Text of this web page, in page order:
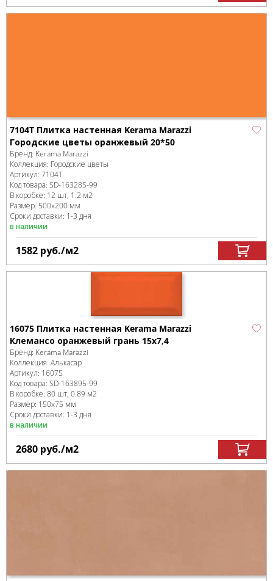
7104T Плитка настенная Kerama Marazzi
Городские цветы оранжевый 20*50
Бренд: Kerama Marazzi
Коллекция: Городские цветы
Артикул: 7104T
Код товара: SD-163285-99
В коробке: 12 шт, 1.2 м2
Размер: 500x200 мм
Сроки доставки: 1-3 дня
в наличии
1582 руб./м2
16075 Плитка настенная Kerama Marazzi
Клемансо оранжевый грань 15x7,4
Бренд: Kerama Marazzi
Коллекция: Алькасар
Артикул: 16075
Код товара: SD-163895-99
В коробке: 80 шт, 0.89 м2
Размер: 150x75 мм
Сроки доставки: 1-3 дня
в наличии
2680 руб./м2